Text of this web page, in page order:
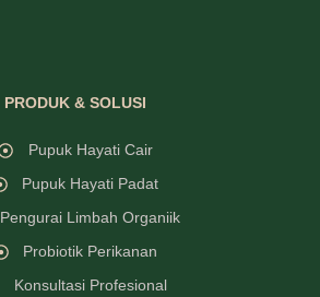
PRODUK & SOLUSI
Pupuk Hayati Cair
Pupuk Hayati Padat
Pengurai Limbah Organiik
Probiotik Perikanan
Konsultasi Profesional